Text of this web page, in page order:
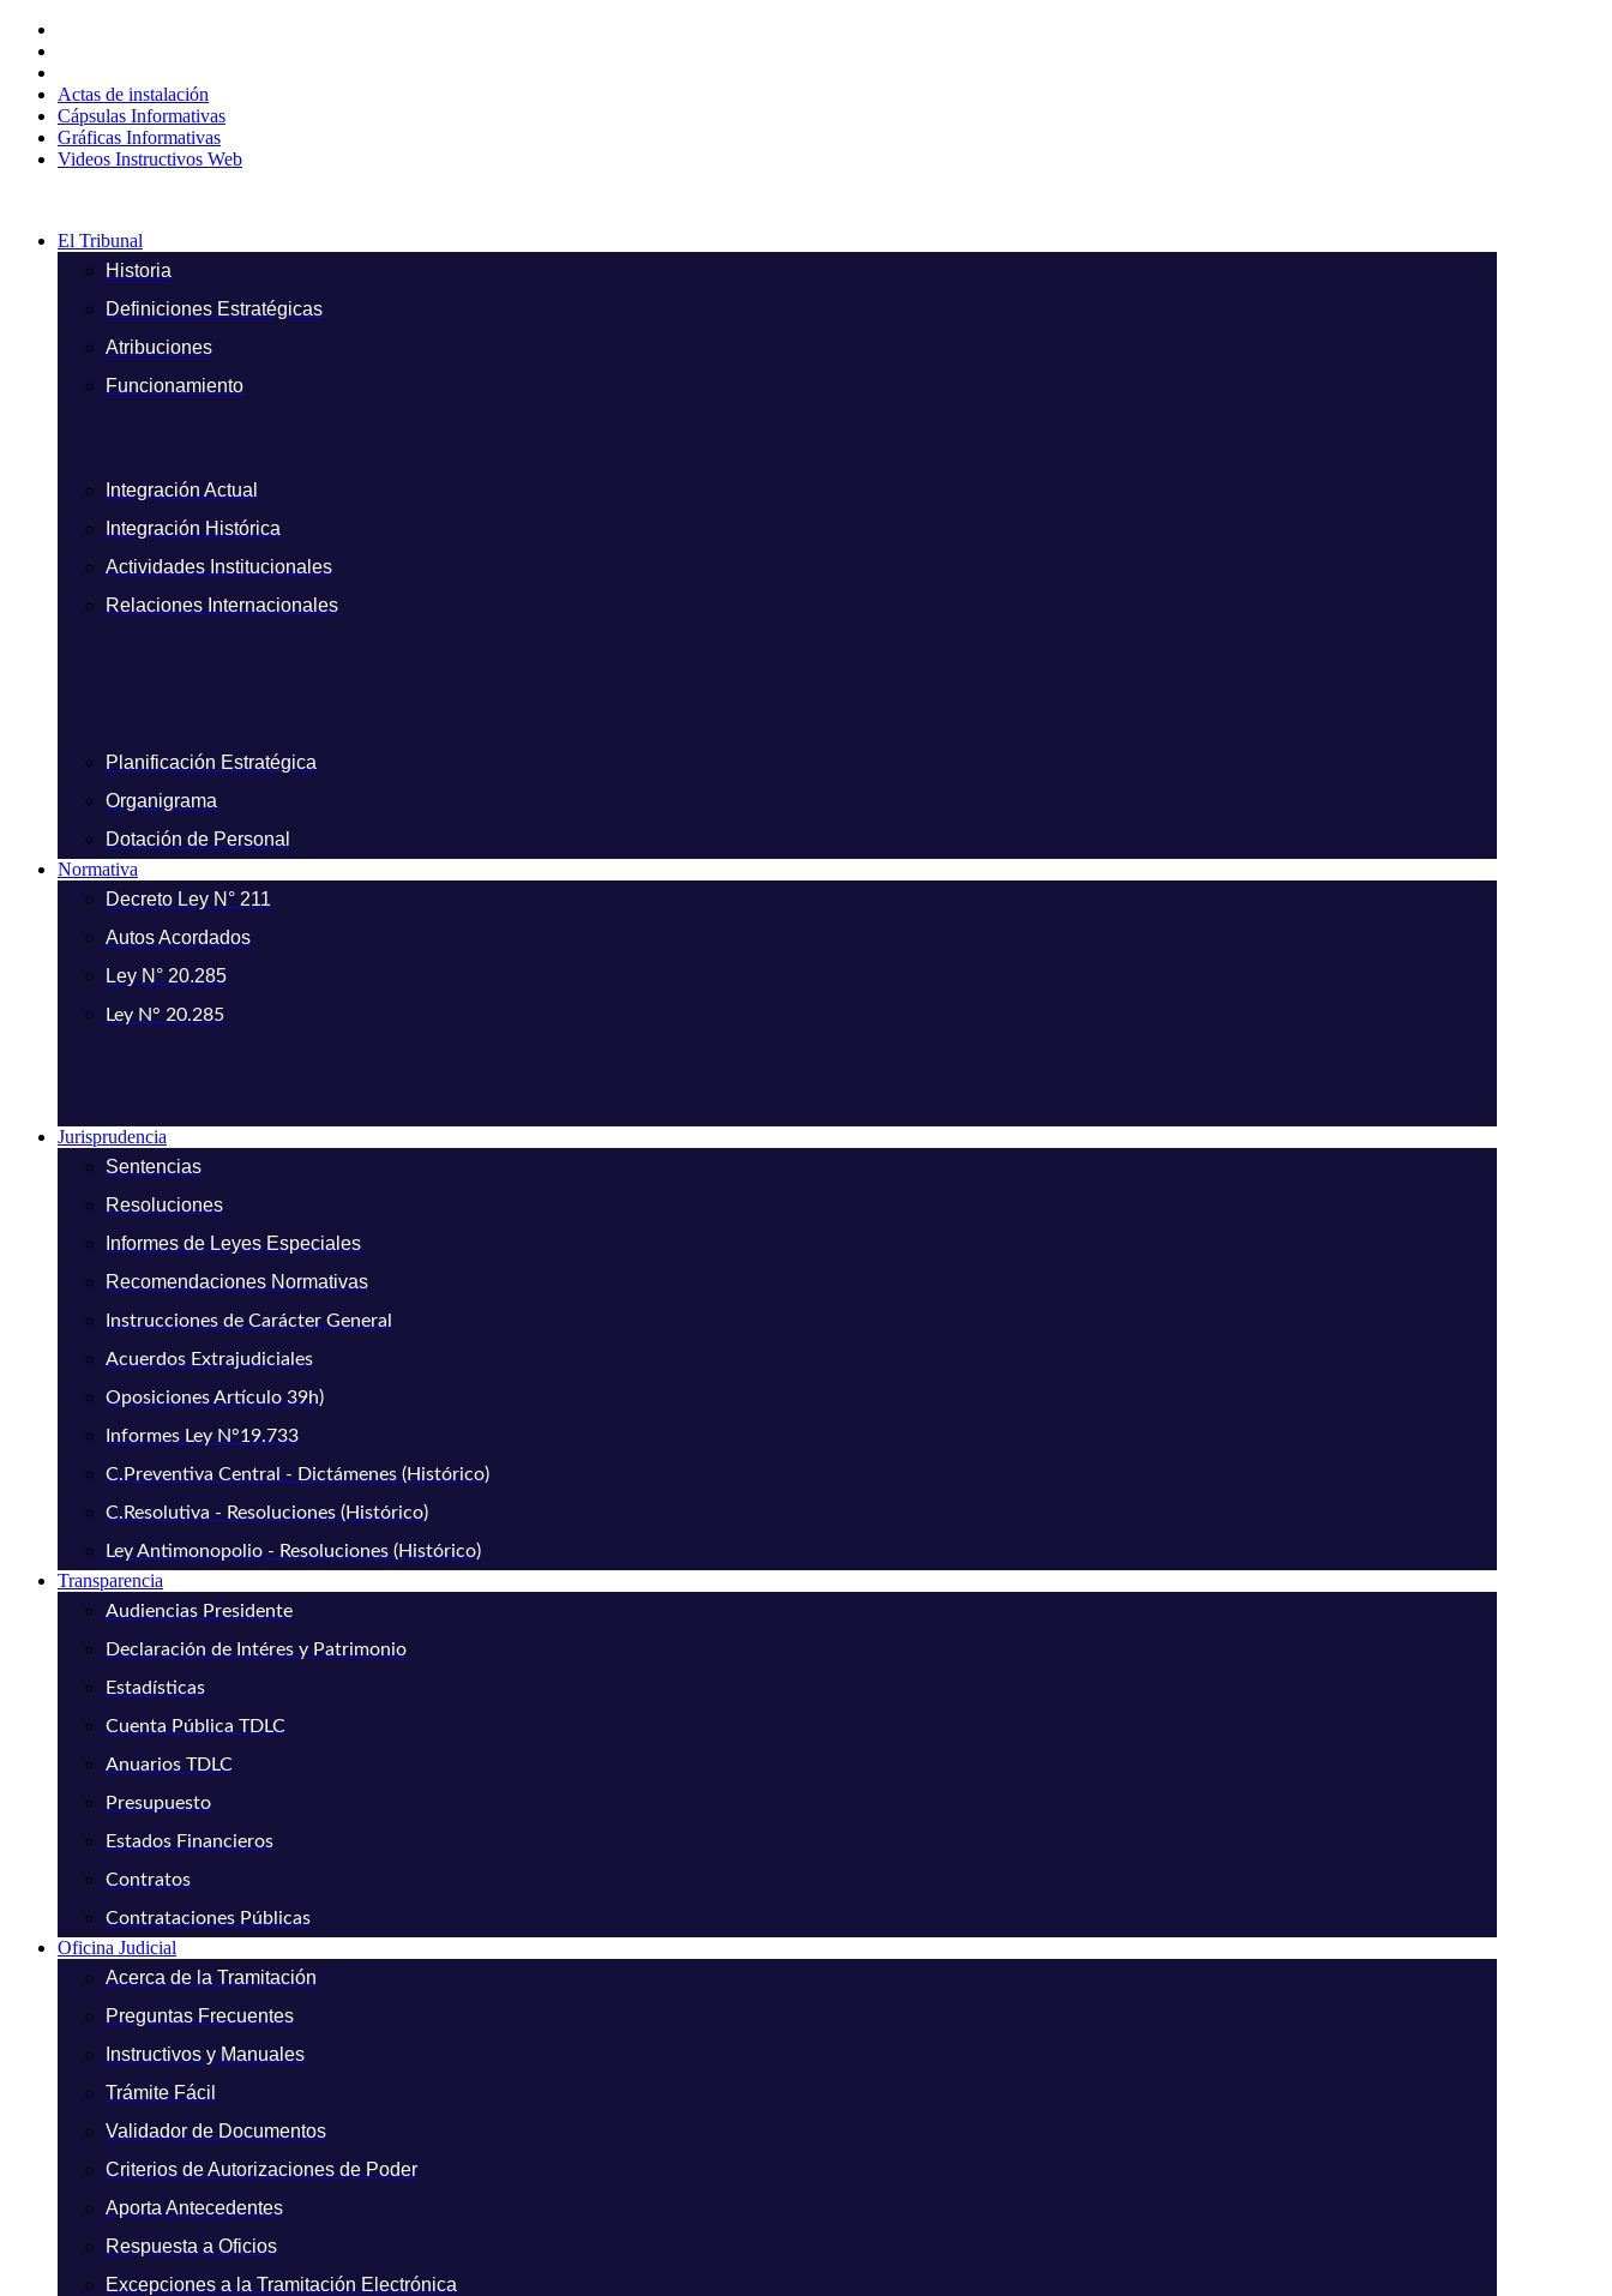
contenido
Actas de instalación
Cápsulas Informativas
Gráficas Informativas
Videos Instructivos Web
El Tribunal
Historia
Definiciones Estratégicas
Atribuciones
Funcionamiento
Integración Actual
Integración Histórica
Actividades Institucionales
Relaciones Internacionales
Planificación Estratégica
Organigrama
Dotación de Personal
Normativa
Decreto Ley N° 211
Autos Acordados
Ley N° 20.285
Ley N° 20.285
Jurisprudencia
Sentencias
Resoluciones
Informes de Leyes Especiales
Recomendaciones Normativas
Instrucciones de Carácter General
Acuerdos Extrajudiciales
Oposiciones Artículo 39h)
Informes Ley N°19.733
C.Preventiva Central - Dictámenes (Histórico)
C.Resolutiva - Resoluciones (Histórico)
Ley Antimonopolio - Resoluciones (Histórico)
Transparencia
Audiencias Presidente
Declaración de Intéres y Patrimonio
Estadísticas
Cuenta Pública TDLC
Anuarios TDLC
Presupuesto
Estados Financieros
Contratos
Contrataciones Públicas
Oficina Judicial
Acerca de la Tramitación
Preguntas Frecuentes
Instructivos y Manuales
Trámite Fácil
Validador de Documentos
Criterios de Autorizaciones de Poder
Aporta Antecedentes
Respuesta a Oficios
Excepciones a la Tramitación Electrónica